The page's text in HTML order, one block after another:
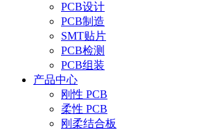
PCB设计
PCB制造
SMT贴片
PCB检测
PCB组装
产品中心
刚性 PCB
柔性 PCB
刚柔结合板